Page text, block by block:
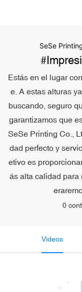
SeSe
Estás en el lugar
e. A estas alturas
buscando, seguro
garantizamos que
SeSe Printing Co.,
dad perfecto y
etivo es
ás alta calidad para
0
Videos